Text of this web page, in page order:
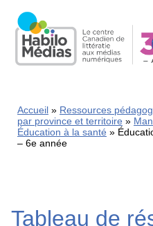
main
content
Accueil Ressources
par province et territoire
Éducation à la santé
– 6e année
Tableau de